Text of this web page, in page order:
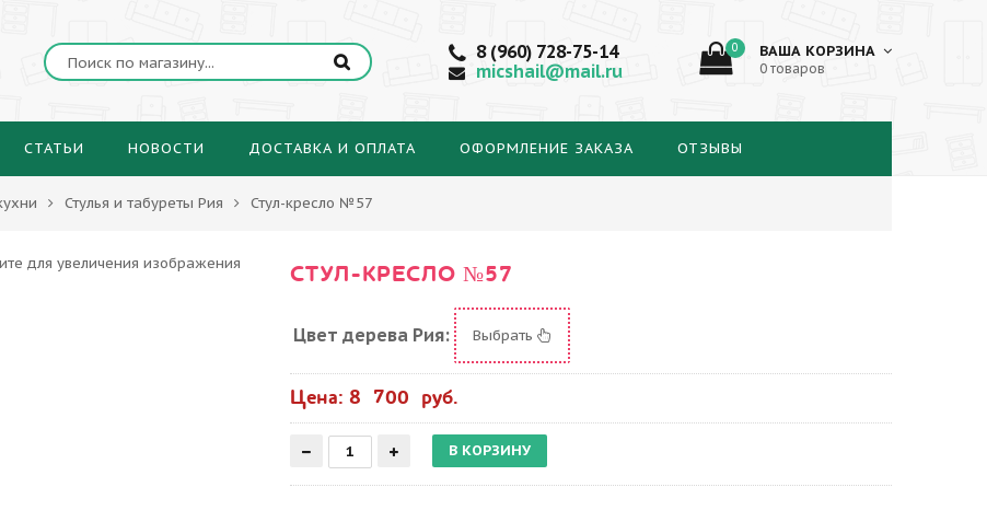
8 (960) 728-75-14
micshail@mail.ru
0 ВАША КОРЗИНА
0 товаров
СТАТЬИ НОВОСТИ ДОСТАВКА И ОПЛАТА ОФОРМЛЕНИЕ ЗАКАЗА ОТЗЫВЫ
Стулья и табуреты Рия Стул-кресло №57
СТУЛ-КРЕСЛО №57
Цвет дерева Рия: Выбрать
Цена: 8 700 руб.